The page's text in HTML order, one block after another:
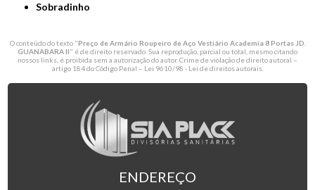
Sobradinho
O conteúdo do texto "Preço de Armário Roupeiro de Aço Vestiário Academia 8 Portas JD.
GUANABARA II" é de direito reservado. Sua reprodução, parcial ou total, mesmo citando
nossos links, é proibida sem a autorização do autor. Crime de violação de direito autoral –
artigo 184 do Código Penal – Lei 9610/98 - Lei de direitos autorais.
ENDEREÇO